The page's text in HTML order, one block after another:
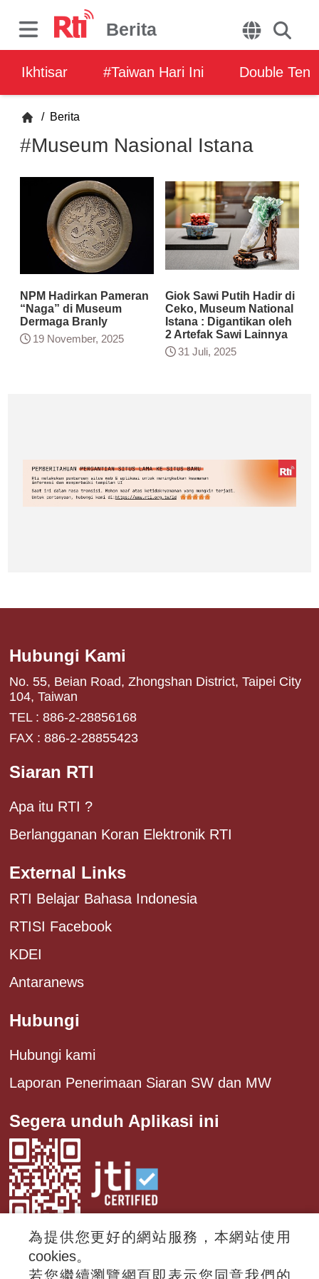
Berita
Ikhtisar #Taiwan Hari Ini Double Ten
/ Berita
#Museum Nasional Istana
NPM Hadirkan Pameran
“Naga” di Museum
Dermaga Branly
19 November, 2025
Giok Sawi Putih Hadir di
Ceko, Museum National
Istana : Digantikan oleh
2 Artefak Sawi Lainnya
31 Juli, 2025
Hubungi Kami
No. 55, Beian Road, Zhongshan District, Taipei City
104, Taiwan
TEL : 886-2-28856168
FAX : 886-2-28855423
Siaran RTI
Apa itu RTI ?
Berlangganan Koran Elektronik RTI
External Links
RTI Belajar Bahasa Indonesia
RTISI Facebook
KDEI
Antaranews
Hubungi
Hubungi kami
Laporan Penerimaan Siaran SW dan MW
Segera unduh Aplikasi ini
為提供您更好的網站服務，本網站使用
cookies。
若您繼續瀏覽網頁即表示您同意我們的